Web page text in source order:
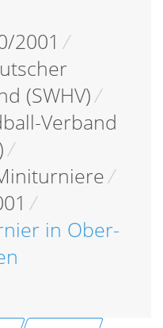
2001 /
(SWHV)/
Verband
/
/
/
in Ober-